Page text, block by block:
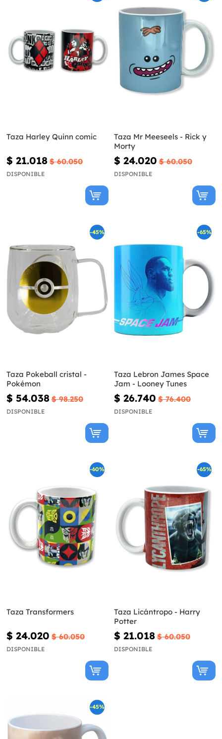
Taza Harley Quinn comic
$ 21.018 $ 60.050
DISPONIBLE
Taza Mr Meeseels - Rick y
Morty
$ 24.020 $ 60.050
DISPONIBLE
-45%
Taza Pokeball cristal -
Pokémon
$ 54.038 $ 98.250
DISPONIBLE
-65%
Taza Lebron James Space
Jam - Looney Tunes
$ 26.740 $ 76.400
DISPONIBLE
-60%
Taza Transformers
$ 24.020 $ 60.050
DISPONIBLE
-65%
Taza Licántropo - Harry
Potter
$ 21.018 $ 60.050
DISPONIBLE
-45%